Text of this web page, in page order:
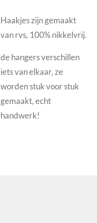
Haakjes zijn gemaakt
van rvs, 100% nikkelvrij.
de hangers verschillen
iets van elkaar, ze
worden stuk voor stuk
gemaakt, echt
handwerk!